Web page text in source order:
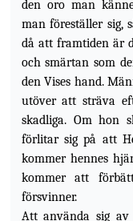
den oro man
man föreställer sig,
då att framtiden är
och smärtan som
den Vises hand.
utöver att sträva
skadliga. Om hon
förlitar sig på att
kommer hennes
kommer att
försvinner.
Att använda sig